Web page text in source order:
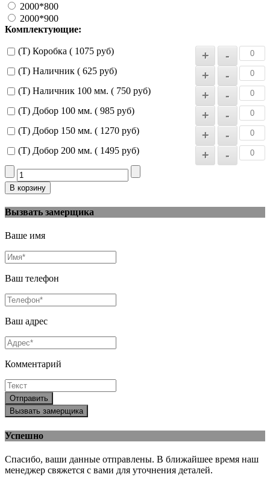
2000*800
2000*900
Комплектующие:
(Т) Коробка ( 1075 руб)
(Т) Наличник ( 625 руб)
(Т) Наличник 100 мм. ( 750 руб)
(Т) Добор 100 мм. ( 985 руб)
(Т) Добор 150 мм. ( 1270 руб)
(Т) Добор 200 мм. ( 1495 руб)
Вызвать замерщика
Ваше имя
Ваш телефон
Ваш адрес
Комментарий
Отправить
Вызвать замерщика
Успешно
Спасибо, ваши данные отправлены. В ближайшее время наш
менеджер свяжется с вами для уточнения деталей.